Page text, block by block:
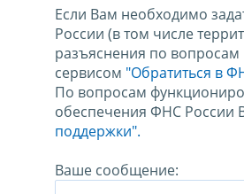
Если Вам необходимо
России (в том числе
разъяснения по
сервисом "Обратиться в
По вопросам
обеспечения ФНС России
поддержки".
Ваше сообщение: